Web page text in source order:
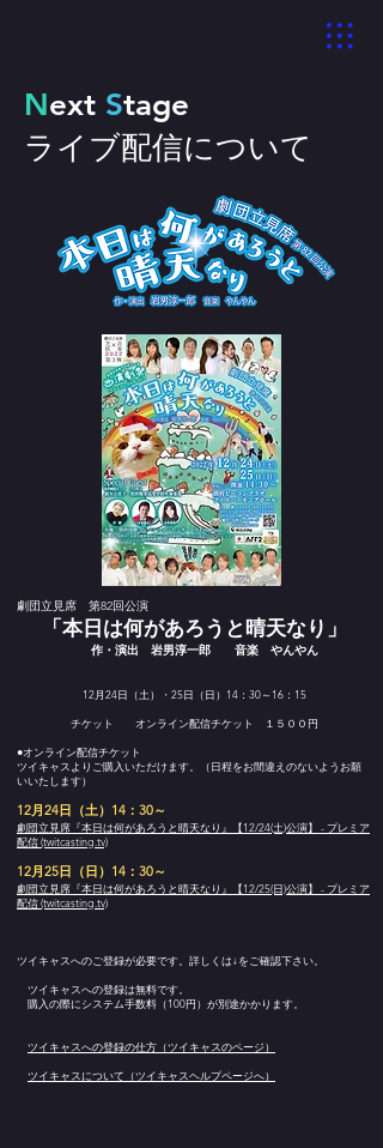
Next Stage
​ライブ配信について
劇団立見席 第82回公演
「本日は何があろうと晴天なり」
作・演出 岩男淳一郎 音楽 やんやん
12月24日（土）・25日（日）14：30～16：15
チケット オンライン配信チケット １５００円
●オンライン配信チケット
ツイキャスよりご購入いただけます。（日程をお間違えのないようお願
いいたします）
12月24日（土）14：30～
劇団立見席『本日は何があろうと晴天なり』【12/24(土)公演】 - プレミア
配信 (twitcasting.tv)
12月25日（日）14：30～
劇団立見席『本日は何があろうと晴天なり』【12/25(日)公演】 - プレミア
配信 (twitcasting.tv)
ツイキャスへのご登録が必要です。詳しくは↓をご確認下さい。
ツイキャスへの登録は無料です。
購入の際にシステム手数料（100円）が別途かかります。
ツイキャスへの登録の仕方（ツイキャスのページ）
ツイキャスについて（ツイキャスヘルプページへ）